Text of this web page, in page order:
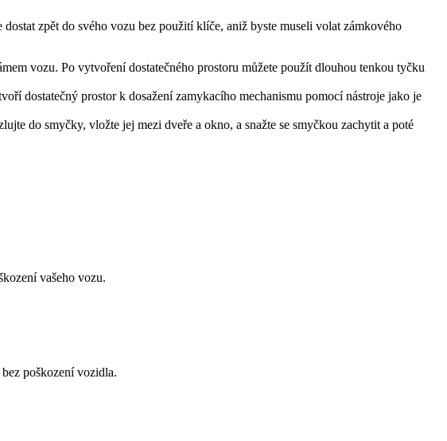
zpět do svého vozu bez použití klíče, aniž byste museli volat zámkového
vozu. Po vytvoření dostatečného prostoru můžete použít dlouhou tenkou tyčku
dostatečný prostor k dosažení zamykacího mechanismu pomocí nástroje jako je
do smyčky, vložte jej mezi dveře a okno, a snažte se smyčkou zachytit a poté
vašeho vozu.
poškození vozidla.